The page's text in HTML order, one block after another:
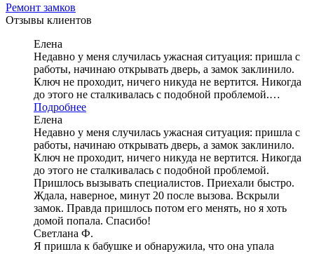
Ремонт замков
Отзывы клиентов
Елена
Недавно у меня случилась ужасная ситуация: пришла с
работы, начинаю открывать дверь, а замок заклинило.
Ключ не проходит, ничего никуда не вертится. Никогда
до этого не сталкивалась с подобной проблемой.…
Подробнее
Елена
Недавно у меня случилась ужасная ситуация: пришла с
работы, начинаю открывать дверь, а замок заклинило.
Ключ не проходит, ничего никуда не вертится. Никогда
до этого не сталкивалась с подобной проблемой.
Пришлось вызывать специалистов. Приехали быстро.
Ждала, наверное, минут 20 после вызова. Вскрыли
замок. Правда пришлось потом его менять, но я хоть
домой попала. Спасибо!
Светлана Ф.
Я пришла к бабушке и обнаружила, что она упала